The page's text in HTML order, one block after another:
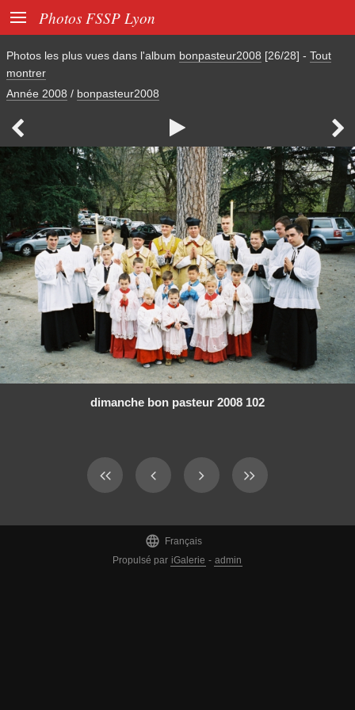
 Photos FSSP Lyon
Photos les plus vues dans l'album bonpasteur2008 [26/28] - Tout
montrer
Année 2008 / bonpasteur2008
  
dimanche bon pasteur 2008 102

Français
Propulsé par iGalerie - admin